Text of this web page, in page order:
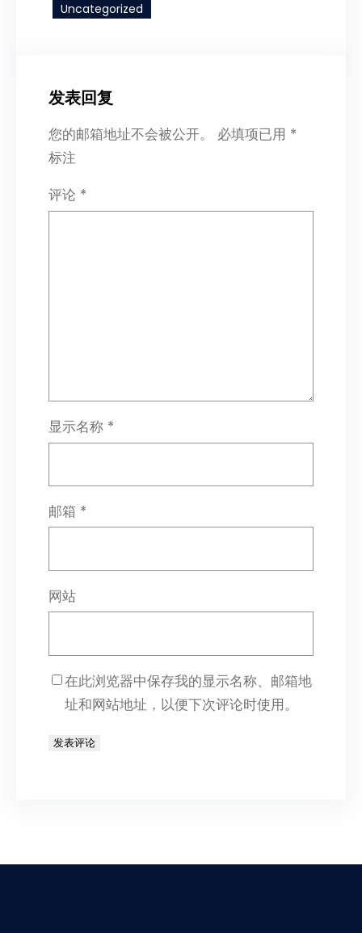
Uncategorized
发表回复
您的邮箱地址不会被公开。 必填项已用 *
标注
评论 *
显示名称 *
邮箱 *
网站
在此浏览器中保存我的显示名称、邮箱地
址和网站地址，以便下次评论时使用。